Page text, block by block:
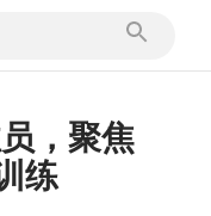
，聚焦
练